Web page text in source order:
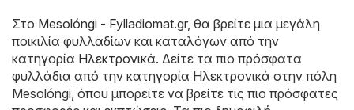
Στο Mesolóngi - Fylladiomat.gr, θα βρείτε μια μεγάλη
ποικιλία φυλλαδίων και καταλόγων από την
κατηγορία Hλεκτρονικά. Δείτε τα πιο πρόσφατα
φυλλάδια από την κατηγορία Hλεκτρονικά στην πόλη
Mesolóngi, όπου μπορείτε να βρείτε τις πιο πρόσφατες